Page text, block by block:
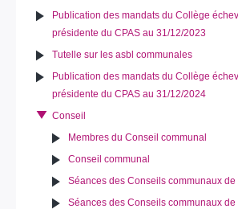
Publication des mandats du Collège
présidente du CPAS au 31/12/2023
Tutelle sur les asbl communales
Publication des mandats du Collège
présidente du CPAS au 31/12/2024
Conseil
Membres du Conseil communal
Conseil communal
Séances des Conseils communaux
Séances des Conseils communaux